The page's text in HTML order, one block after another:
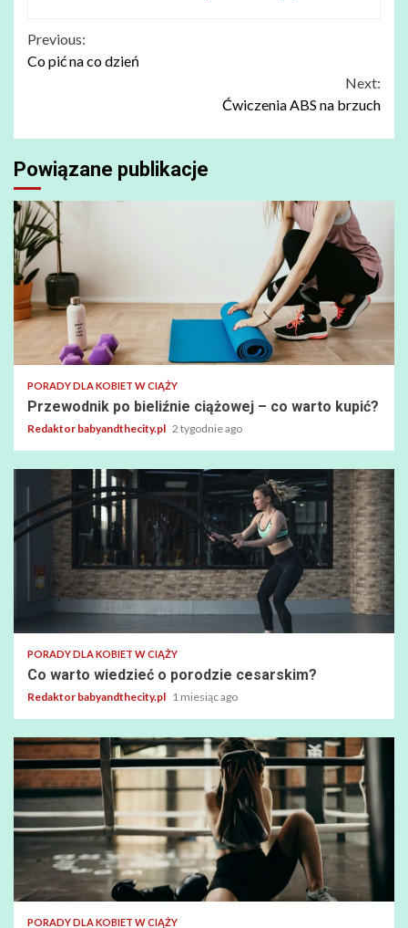
Continue
Previous:
Co pić na co dzień
Next:
Ćwiczenia ABS na brzuch
Powiązane publikacje
PORADY DLA KOBIET W CIĄŻY
Przewodnik po bieliźnie ciążowej – co warto kupić?
Redaktor babyandthecity.pl 2 tygodnie ago
PORADY DLA KOBIET W CIĄŻY
Co warto wiedzieć o porodzie cesarskim?
Redaktor babyandthecity.pl 1 miesiąc ago
PORADY DLA KOBIET W CIĄŻY